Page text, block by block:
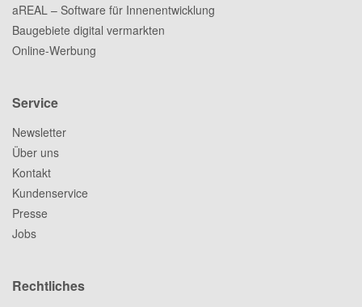
aREAL – Software für Innenentwicklung
Baugebiete digital vermarkten
Online-Werbung
Service
Newsletter
Über uns
Kontakt
Kundenservice
Presse
Jobs
Rechtliches